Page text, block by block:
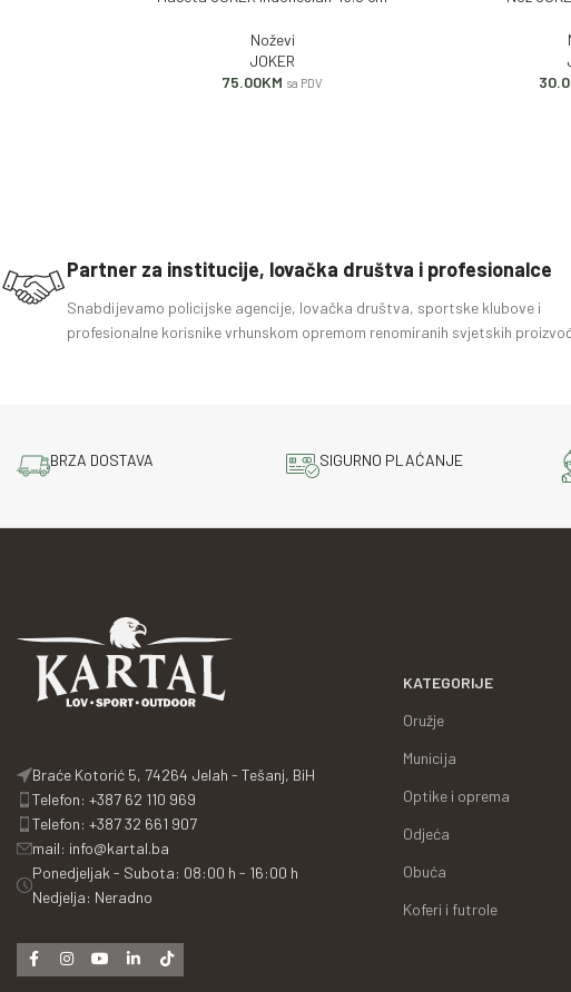
Noževi
JOKER
75.00KM sa PDV
Partner za institucije, lovačka društva i profesionalce
Snabdijevamo policijske agencije, lovačka društva, sportske klubove i
profesionalne korisnike vrhunskom opremom renomiranih svjetskih
BRZA DOSTAVA SIGURNO PLAĆANJE
Braće Kotorić 5, 74264 Jelah - Tešanj, BiH
Telefon: +387 62 110 969
Telefon: +387 32 661 907
mail: info@kartal.ba
Ponedjeljak - Subota: 08:00 h - 16:00 h
Nedjelja: Neradno
KATEGORIJE
Oružje
Municija
Optike i oprema
Odjeća
Obuća
Koferi i futrole